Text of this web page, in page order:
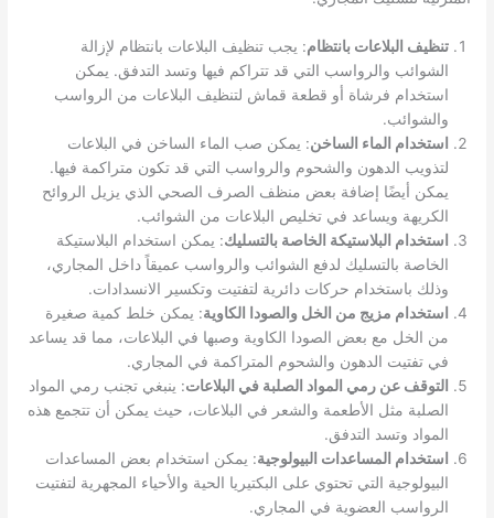
تنظيف البلاعات بانتظام: يجب تنظيف البلاعات بانتظام لإزالة
الشوائب والرواسب التي قد تتراكم فيها وتسد التدفق. يمكن
استخدام فرشاة أو قطعة قماش لتنظيف البلاعات من الرواسب
والشوائب.
استخدام الماء الساخن: يمكن صب الماء الساخن في البلاعات
لتذويب الدهون والشحوم والرواسب التي قد تكون متراكمة فيها.
يمكن أيضًا إضافة بعض منظف الصرف الصحي الذي يزيل الروائح
الكريهة ويساعد في تخليص البلاعات من الشوائب.
استخدام البلاستيكة الخاصة بالتسليك: يمكن استخدام البلاستيكة
الخاصة بالتسليك لدفع الشوائب والرواسب عميقاً داخل المجاري،
وذلك باستخدام حركات دائرية لتفتيت وتكسير الانسدادات.
استخدام مزيج من الخل والصودا الكاوية: يمكن خلط كمية صغيرة
من الخل مع بعض الصودا الكاوية وصبها في البلاعات، مما قد يساعد
في تفتيت الدهون والشحوم المتراكمة في المجاري.
التوقف عن رمي المواد الصلبة في البلاعات: ينبغي تجنب رمي المواد
الصلبة مثل الأطعمة والشعر في البلاعات، حيث يمكن أن تتجمع هذه
المواد وتسد التدفق.
استخدام المساعدات البيولوجية: يمكن استخدام بعض المساعدات
البيولوجية التي تحتوي على البكتيريا الحية والأحياء المجهرية لتفتيت
الرواسب العضوية في المجاري.